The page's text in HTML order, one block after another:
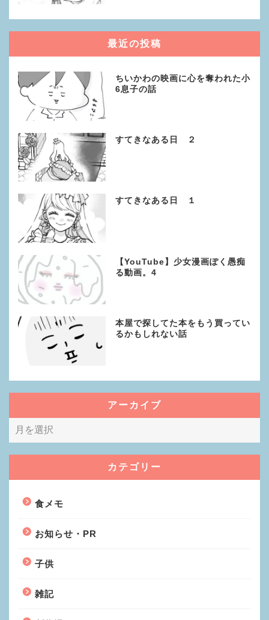
最近の投稿
ちいかわの映画に心を奪われた小
6息子の話
すてきなある日 ２
すてきなある日 １
【YouTube】少女漫画ぽく愚痴
る動画。4
本屋で探してた本をもう買ってい
るかもしれない話
アーカイブ
カテゴリー
食メモ
お知らせ・PR
子供
雑記